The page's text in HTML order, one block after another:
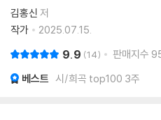
김홍신 저
작가
2025.07.15.
9.9 14 판매지수
베스트 시/희곡 top100 3주